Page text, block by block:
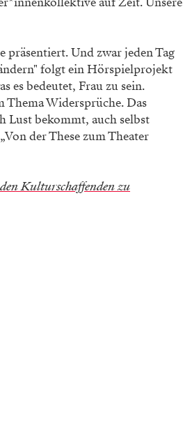
präsentiert. Und zwar jeden Tag
folgt ein Hörspielprojekt
es bedeutet, Frau zu sein.
Widersprüche. Das
Lust bekommt, auch selbst
der These zum Theater
Kulturschaffenden zu